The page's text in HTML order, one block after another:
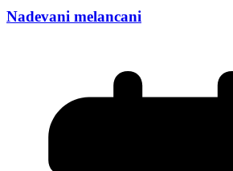
Nadevani melancani